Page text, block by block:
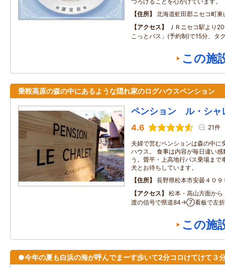
住所
北海道虻田郡ニセコ町東
アクセス
ＪＲニセコ駅より
こっとバス」(予約制)で15分、タ
この施
乗鞍高原の森の中にあるような隠れ家のログハウスペンション
ペンション ル・シャ
4.6 21件
夫婦で営むペンションは森の中に
ハウス。 食事は内容が毎日違い
う。畳平・上高地行バス乗場まで
犬とお待ちしています。
住所
長野県松本市安曇４０９
アクセス
松本・高山方面か
渡の信号で県道84→⑦看板で左折
この施
●今年の夏も白浜の海が呼んでまーす歩いて2分コロけてけて３